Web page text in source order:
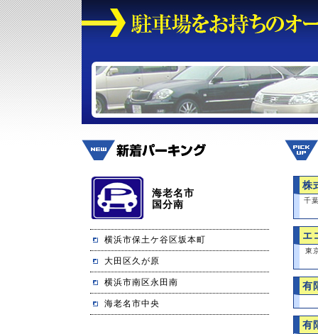
海老名市
国分南
横浜市保土ケ谷区坂本町
大田区久が原
横浜市南区永田南
海老名市中央
株
千
エ
東
有
有